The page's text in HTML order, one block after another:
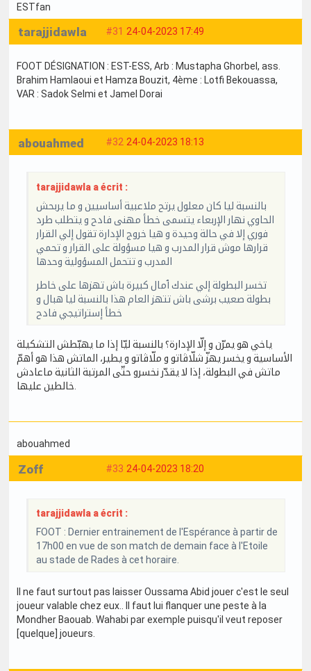
ESTfan
#31 24-04-2023 17:49
tarajjidawla
FOOT DÉSIGNATION : EST-ESS, Arb : Mustapha Ghorbel, ass.
Brahim Hamlaoui et Hamza Bouzit, 4ème : Lotfi Bekouassa,
VAR : Sadok Selmi et Jamel Dorai
#32 24-04-2023 18:13
abouahmed
tarajjidawla a écrit :
بالنسبة ليا كان معلول يرتح ملاعبية أساسيين و ما يربحش
الحاوي نهار الإربعاء يتسمى خطأ مهنى فادح و يتطلب طرد
فوري إلا في حالة وحيدة و هيا خروج الإدارة تقول إلي القرار
قرارها موش قرار المدرب و هيا مسؤولة على القرار و تحمي
المدرب و تتحمل المسؤولية وحدها
تخسر البطولة إلي عندك ٱمال كبيرة باش تهزها على خاطر
بطولة صعيب برشى باش تتهز العام هذا بالنسبة ليا هبال و
خطأ إستراتيجي فادح
ياخي هو يمرّن و إلّا الإدارة؟ بالنسبة ليّا إذا ما يهبّطش التشكيلة
الأساسية و يخسر يهزّ شلّاڤاتو و ملّاڤاتو و يطير، الماتش هذا هو أهمّ
ماتش في البطولة، إذا لا يقدّر نخسرو حتّى المرتبة الثانية ماعادش
abouahmed
#33 24-04-2023 18:20
Zoff
tarajjidawla a écrit :
FOOT : Dernier entrainement de l'Espérance à partir de
17h00 en vue de son match de demain face à l'Etoile
au stade de Rades à cet horaire.
Il ne faut surtout pas laisser Oussama Abid jouer c'est le seul
joueur valable chez eux.. Il faut lui flanquer une peste à la
Mondher Baouab. Wahabi par exemple puisqu'il veut reposer
[quelque] joueurs.